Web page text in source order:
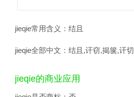
jieqie常用含义： 结且
jieqie全部中文： 结且,讦窃,揭箧,讦切
jieqie的商业应用